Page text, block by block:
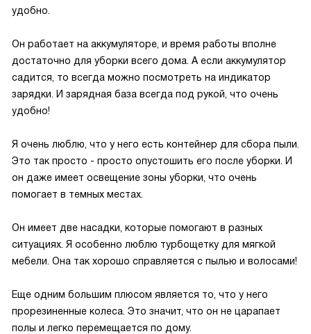
удобно.
Он работает на аккумуляторе, и время работы вполне
достаточно для уборки всего дома. А если аккумулятор
садится, то всегда можно посмотреть на индикатор
зарядки. И зарядная база всегда под рукой, что очень
удобно!
Я очень люблю, что у него есть контейнер для сбора пыли.
Это так просто - просто опустошить его после уборки. И
он даже имеет освещение зоны уборки, что очень
помогает в темных местах.
Он имеет две насадки, которые помогают в разных
ситуациях. Я особенно люблю турбощетку для мягкой
мебели. Она так хорошо справляется с пылью и волосами!
Еще одним большим плюсом является то, что у него
прорезиненные колеса. Это значит, что он не царапает
полы и легко перемещается по дому.